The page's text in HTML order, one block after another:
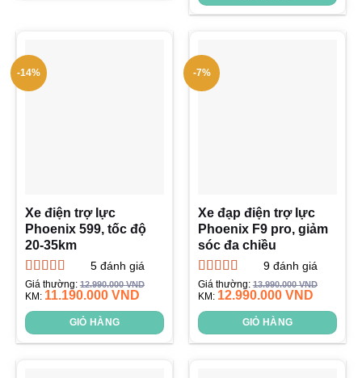
-14%
Xe điện trợ lực
Phoenix 599, tốc độ
20-35km
Được xếp
hạng5.005
sao
5đánh giá
Giá thường:12.990.000VND
KM: 11.190.000 VND
GIỎ HÀNG
-7%
Xe đạp điện trợ lực
Phoenix F9 pro, giảm
sóc đa chiều
Được xếp
hạng5.005
sao
9đánh giá
Giá thường:13.990.000VND
KM: 12.990.000 VND
GIỎ HÀNG